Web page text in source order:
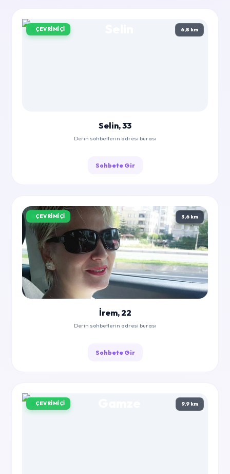
ÇEVRIMIÇI 6,8 km
Selin, 33
Derin sohbetlerin adresi burası
Sohbete Gir
ÇEVRIMIÇI 3,6 km
İrem, 22
Derin sohbetlerin adresi burası
Sohbete Gir
ÇEVRIMIÇI 9,9 km